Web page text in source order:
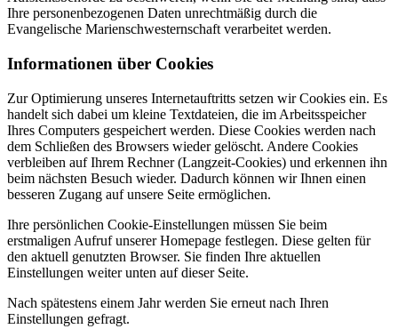
Ihre personenbezogenen Daten unrechtmäßig durch die
Evangelische Marienschwesternschaft verarbeitet werden.
Informationen über Cookies
Zur Optimierung unseres Internetauftritts setzen wir Cookies ein. Es
handelt sich dabei um kleine Textdateien, die im Arbeitsspeicher
Ihres Computers gespeichert werden. Diese Cookies werden nach
dem Schließen des Browsers wieder gelöscht. Andere Cookies
verbleiben auf Ihrem Rechner (Langzeit-Cookies) und erkennen ihn
beim nächsten Besuch wieder. Dadurch können wir Ihnen einen
besseren Zugang auf unsere Seite ermöglichen.
Ihre persönlichen Cookie-Einstellungen müssen Sie beim
erstmaligen Aufruf unserer Homepage festlegen. Diese gelten für
den aktuell genutzten Browser. Sie finden Ihre aktuellen
Einstellungen weiter unten auf dieser Seite.
Nach spätestens einem Jahr werden Sie erneut nach Ihren
Einstellungen gefragt.